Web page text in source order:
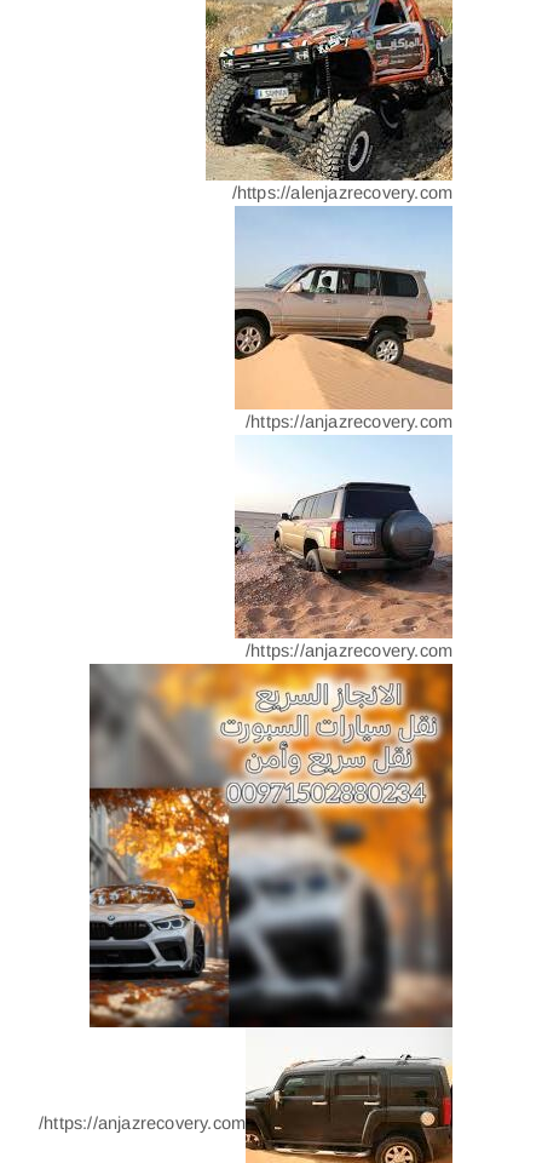
https://alenjazrecovery.com/
https://anjazrecovery.com/
https://anjazrecovery.com/
https://anjazrecovery.com/